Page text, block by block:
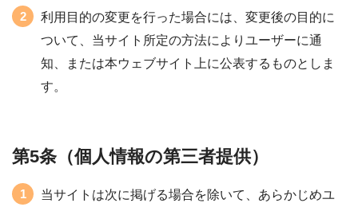
利用目的の変更を行った場合には、変更後の目的に
ついて、当サイト所定の方法によりユーザーに通
知、または本ウェブサイト上に公表するものとしま
す。
第5条（個人情報の第三者提供）
当サイトは次に掲げる場合を除いて、あらかじめユ